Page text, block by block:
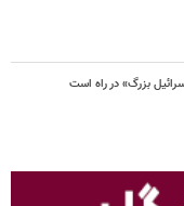
بزرگ» در راه است